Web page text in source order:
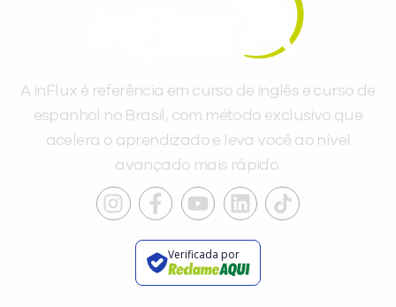
A inFlux é referência em curso de inglês e curso de
espanhol no Brasil, com método exclusivo que
acelera o aprendizado e leva você ao nível
avançado mais rápido.
Verificada por